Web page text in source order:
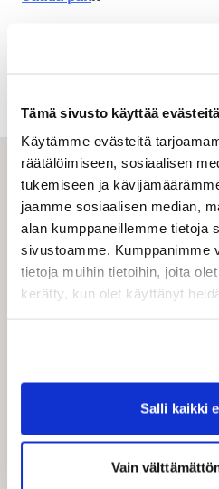
Tämä sivusto käyttää evästeitä
Käytämme evästeitä
räätälöimiseen, sosiaalisen
tukemiseen ja
jaamme sosiaalisen median,
alan kumppaneillemme tietoja
sivustoamme. Kumppanimme
tietoja muihin tietoihin, joita
kerätty, kun olet käyttänyt
Salli kaikki
Vain
hinnakalkulaatorist
Registreeru
Kui registreerud Shipitee
juurdepääsu laiale
naudid soodsamaid
transpordi
muu hulgas ülemaailmsed
siseriiklikud uksest ukseni
teatud piirkondades